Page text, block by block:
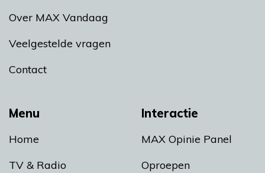
Menu
Home
TV & Radio
Interactie
MAX Opinie Panel
Oproepen
Over MAX Vandaag
Veelgestelde vragen
Contact